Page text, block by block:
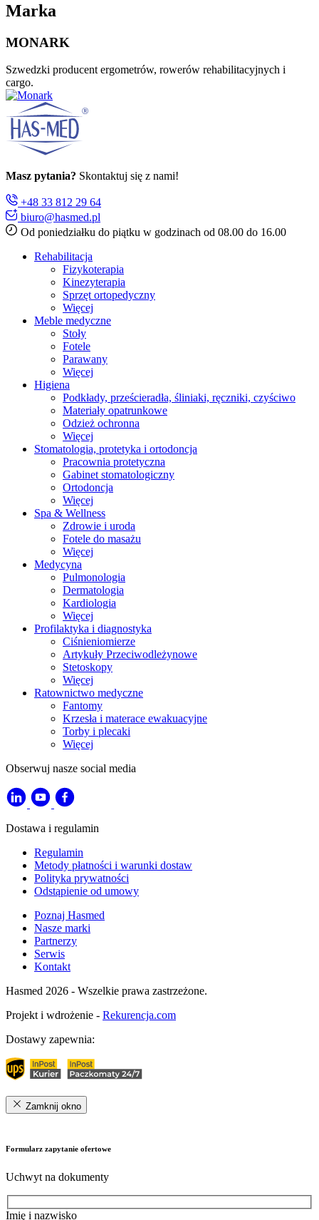
Marka
MONARK
Szwedzki producent ergometrów, rowerów rehabilitacyjnych i
cargo.
Masz pytania? Skontaktuj się z nami!
+48 33 812 29 64
biuro@hasmed.pl
Od poniedziałku do piątku w godzinach od 08.00 do 16.00
Rehabilitacja
Fizykoterapia
Kinezyterapia
Sprzęt ortopedyczny
Więcej
Meble medyczne
Stoły
Fotele
Parawany
Więcej
Higiena
Podkłady, prześcieradła, śliniaki, ręczniki, czyściwo
Materiały opatrunkowe
Odzież ochronna
Więcej
Stomatologia, protetyka i ortodoncja
Pracownia protetyczna
Gabinet stomatologiczny
Ortodoncja
Więcej
Spa & Wellness
Zdrowie i uroda
Fotele do masażu
Więcej
Medycyna
Pulmonologia
Dermatologia
Kardiologia
Więcej
Profilaktyka i diagnostyka
Ciśnieniomierze
Artykuły Przeciwodleżynowe
Stetoskopy
Więcej
Ratownictwo medyczne
Fantomy
Krzesła i materace ewakuacyjne
Torby i plecaki
Więcej
Obserwuj nasze social media
Dostawa i regulamin
Regulamin
Metody płatności i warunki dostaw
Polityka prywatności
Odstąpienie od umowy
Poznaj Hasmed
Nasze marki
Partnerzy
Serwis
Kontakt
Hasmed 2026 - Wszelkie prawa zastrzeżone.
Projekt i wdrożenie - Rekurencja.com
Dostawy zapewnia:
Zamknij okno
Formularz zapytanie ofertowe
Uchwyt na dokumenty
Imię i nazwisko